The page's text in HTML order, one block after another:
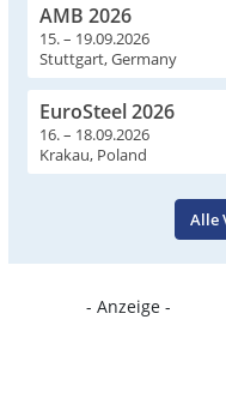
AMB 2026
15. – 19.09.2026
Stuttgart, Germany
EuroSteel 2026
16. – 18.09.2026
Krakau, Poland
Alle
- Anzeige -